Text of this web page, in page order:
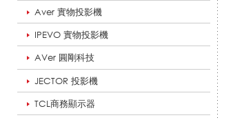
Aver 實物投影機
IPEVO 實物投影機
AVer 圓剛科技
JECTOR 投影機
TCL商務顯示器